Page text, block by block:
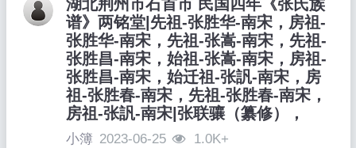
湖北荆州市石首市 民国四年《张氏族
谱》两铭堂|先祖-张胜华-南宋，房祖-
张胜华-南宋，先祖-张嵩-南宋，先祖-
张胜昌-南宋，始祖-张嵩-南宋，房祖-
张胜昌-南宋，始迁祖-张訉-南宋，房
祖-张胜春-南宋，先祖-张胜春-南宋，
房祖-张訉-南宋|张联骧（纂修），
小簿 2023-06-25 1.0K+